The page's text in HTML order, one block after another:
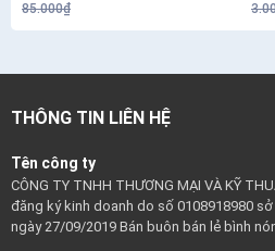
85.000₫
THÔNG TIN LIÊN HỆ
Tên công ty
CÔNG TY TNHH THƯƠNG MẠI VÀ KỸ
đăng ký kinh doanh do số 0108918980
ngày 27/09/2019 Bán buôn bán lẻ bình